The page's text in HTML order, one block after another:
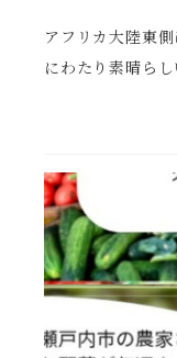
アフリカ大陸東
にわたり素晴ら